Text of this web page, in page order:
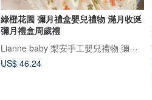
綠橙花園 彌月禮盒嬰兒禮物 滿月收涎
彌月禮盒周歲禮
Lianne baby 梨安手工嬰兒禮物 彌月禮 新生兒見面禮 周歲禮
US$ 46.24